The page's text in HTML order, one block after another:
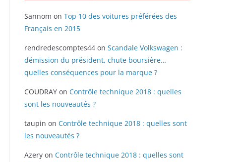
Sannom on Top 10 des voitures préférées des
Français en 2015
rendredescomptes44 on Scandale Volkswagen :
démission du président, chute boursière…
quelles conséquences pour la marque ?
COUDRAY on Contrôle technique 2018 : quelles
sont les nouveautés ?
taupin on Contrôle technique 2018 : quelles sont
les nouveautés ?
Azery on Contrôle technique 2018 : quelles sont